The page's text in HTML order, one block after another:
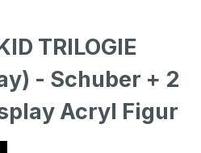
TRILOGIE
- Schuber + 2
Acryl Figur